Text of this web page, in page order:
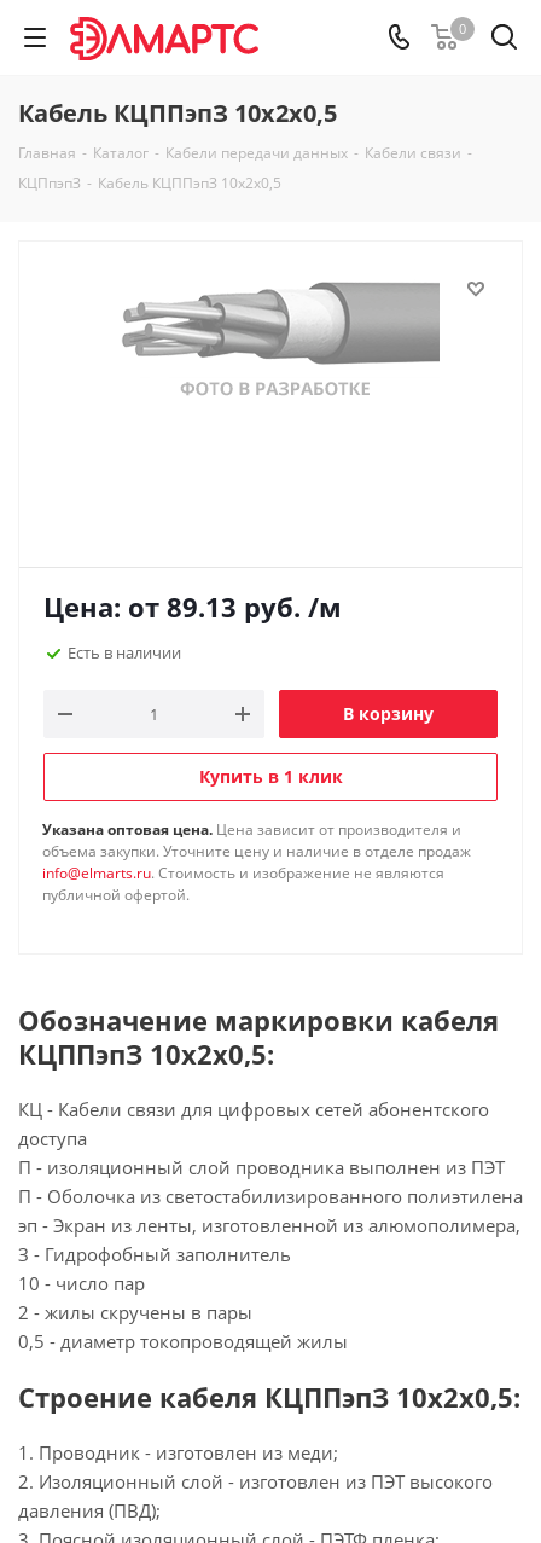
0
Кабель КЦППэпЗ 10х2х0,5
Главная - Каталог - Кабели передачи данных - Кабели связи -
КЦПпэпЗ - Кабель КЦППэпЗ 10х2х0,5
Цена: от 89.13 руб. /м
Есть в наличии
В корзину
Купить в 1 клик
Указана оптовая цена. Цена зависит от производителя и
объема закупки. Уточните цену и наличие в отделе продаж
info@elmarts.ru. Стоимость и изображение не являются
публичной офертой.
Обозначение маркировки кабеля
КЦППэпЗ 10х2х0,5:
КЦ - Кабели связи для цифровых сетей абонентского
доступа
П - изоляционный слой проводника выполнен из ПЭТ
П - Оболочка из светостабилизированного полиэтилена
эп - Экран из ленты, изготовленной из алюмополимера,
З - Гидрофобный заполнитель
10 - число пар
2 - жилы скручены в пары
0,5 - диаметр токопроводящей жилы
Строение кабеля КЦППэпЗ 10х2х0,5:
1. Проводник - изготовлен из меди;
2. Изоляционный слой - изготовлен из ПЭТ высокого
давления (ПВД);